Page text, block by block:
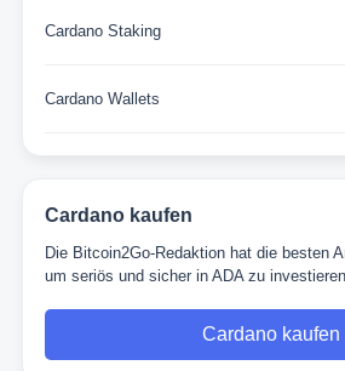
Cardano Staking
Cardano Wallets
Cardano kaufen
Die Bitcoin2Go-Redaktion hat die besten
um seriös und sicher in ADA zu
Cardano kaufen